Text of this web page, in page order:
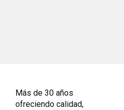
Más de 30 años
ofreciendo calidad,